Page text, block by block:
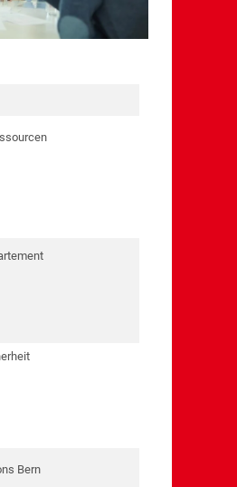
Bern